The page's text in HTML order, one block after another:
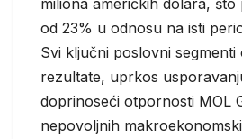
od 23% u odnosu na isti
Svi ključni poslovni segmenti
rezultate, uprkos
doprinoseći otpornosti MOL
nepovoljnih